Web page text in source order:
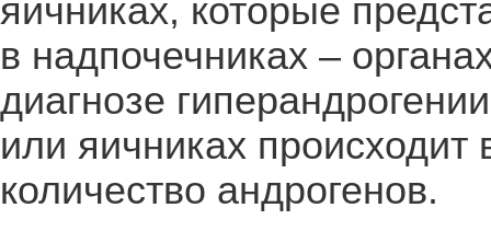
яичниках, которые
в надпочечниках –
диагнозе
или яичниках происходит
количество андрогенов.